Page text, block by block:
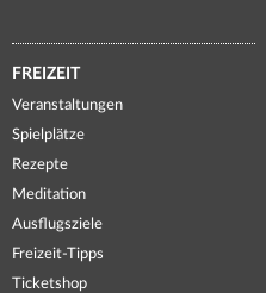
FREIZEIT
Veranstaltungen
Spielplätze
Rezepte
Meditation
Ausflugsziele
Freizeit-Tipps
Ticketshop